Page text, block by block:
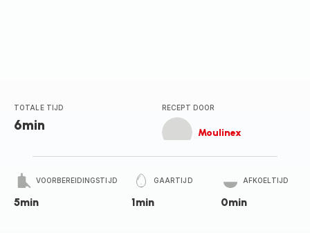
TOTALE TIJD
6min
RECEPT DOOR
Moulinex
VOORBEREIDINGSTIJD
5min
GAARTIJD
1min
AFKOELTIJD
0min